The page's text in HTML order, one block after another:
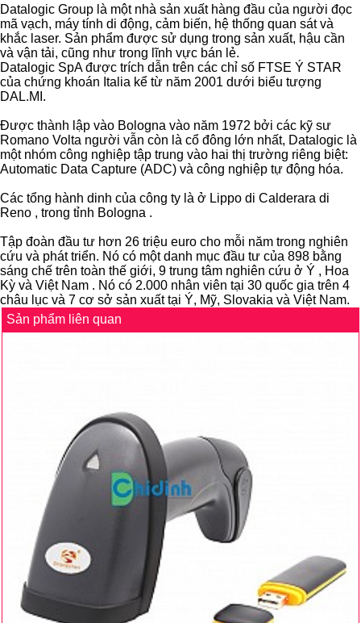
Datalogic Group là một nhà sản xuất hàng đầu của người đọc
mã vạch, máy tính di động, cảm biến, hệ thống quan sát và
khắc laser. Sản phẩm được sử dụng trong sản xuất, hậu cần
và vận tải, cũng như trong lĩnh vực bán lẻ.
Datalogic SpA được trích dẫn trên các chỉ số FTSE Ý STAR
của chứng khoán Italia kể từ năm 2001 dưới biểu tượng
DAL.MI.
Được thành lập vào Bologna vào năm 1972 bởi các kỹ sư
Romano Volta người vẫn còn là cổ đông lớn nhất, Datalogic là
một nhóm công nghiệp tập trung vào hai thị trường riêng biệt:
Automatic Data Capture (ADC) và công nghiệp tự động hóa.
Các tổng hành dinh của công ty là ở Lippo di Calderara di
Reno , trong tỉnh Bologna .
Tập đoàn đầu tư hơn 26 triệu euro cho mỗi năm trong nghiên
cứu và phát triển. Nó có một danh mục đầu tư của 898 bằng
sáng chế trên toàn thế giới, 9 trung tâm nghiên cứu ở Ý , Hoa
Kỳ và Việt Nam . Nó có 2.000 nhân viên tại 30 quốc gia trên 4
châu lục và 7 cơ sở sản xuất tại Ý, Mỹ, Slovakia và Việt Nam.
Sản phẩm liên quan